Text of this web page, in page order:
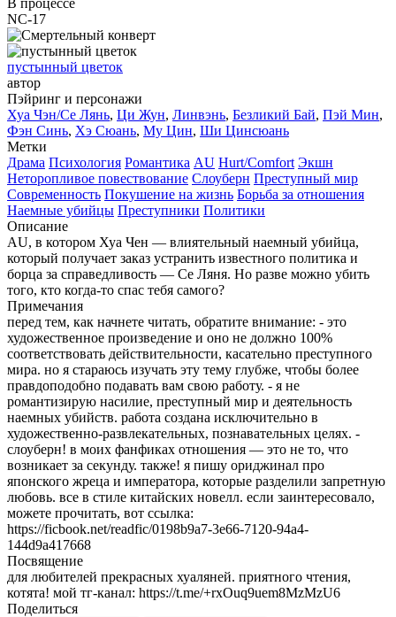
NC-17
пустынный цветок
автор
Пэйринг и персонажи
Хуа Чэн/Се Лянь, Ци Жун, Линвэнь, Безликий Бай, Пэй Мин,
Фэн Синь, Хэ Сюань, Му Цин, Ши Цинсюань
Метки
Драма Психология Романтика AU Hurt/Comfort Экшн
Неторопливое повествование Слоуберн Преступный мир
Современность Покушение на жизнь Борьба за отношения
Наемные убийцы Преступники Политики
Описание
AU, в котором Хуа Чен — влиятельный наемный убийца,
который получает заказ устранить известного политика и
борца за справедливость — Се Ляня. Но разве можно убить
того, кто когда-то спас тебя самого?
Примечания
перед тем, как начнете читать, обратите внимание: - это
художественное произведение и оно не должно 100%
соответствовать действительности, касательно преступного
мира. но я стараюсь изучать эту тему глубже, чтобы более
правдоподобно подавать вам свою работу. - я не
романтизирую насилие, преступный мир и деятельность
наемных убийств. работа создана исключительно в
художественно-развлекательных, познавательных целях. -
слоуберн! в моих фанфиках отношения — это не то, что
возникает за секунду. также! я пишу ориджинал про
японского жреца и императора, которые разделили запретную
любовь. все в стиле китайских новелл. если заинтересовало,
можете прочитать, вот ссылка:
https://ficbook.net/readfic/0198b9a7-3e66-7120-94a4-
144d9a417668
Посвящение
для любителей прекрасных хуаляней. приятного чтения,
котята! мой тг-канал: https://t.me/+rxOuq9uem8MzMzU6
Поделиться